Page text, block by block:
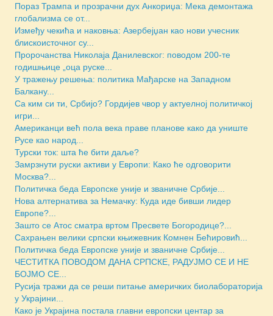
Пораз Трампа и прозрачни дух Анкориџа: Мека демонтажа
глобализма се от...
Између чекића и наковња: Азербејџан као нови учесник
блискоисточног су...
Пророчанства Николаја Данилевског: поводом 200-те
годишњице „оца руске...
У тражењу решења: политика Мађарске на Западном
Балкану...
Са ким си ти, Србијо? Гордијев чвор у актуелној политичкој
игри...
Американци већ пола века праве планове како да униште
Русе као народ...
Турски ток: шта ће бити даље?
Замрзнути руски активи у Европи: Како ће одговорити
Москва?...
Политичка беда Европске уније и званичне Србије...
Нова алтернатива за Немачку: Куда иде бивши лидер
Европе?...
Зашто се Атос сматра вртом Пресвете Богородице?...
Сахрањен велики српски књижевник Комнен Бећировић...
Политичка беда Европске уније и званичне Србије...
ЧЕСТИТКА ПОВОДОМ ДАНА СРПСКЕ, РАДУЈМО СЕ И НЕ
БОЈМО СЕ...
Русија тражи да се реши питање америчких биолабораторија
у Украјини...
Како је Украјина постала главни европски центар за